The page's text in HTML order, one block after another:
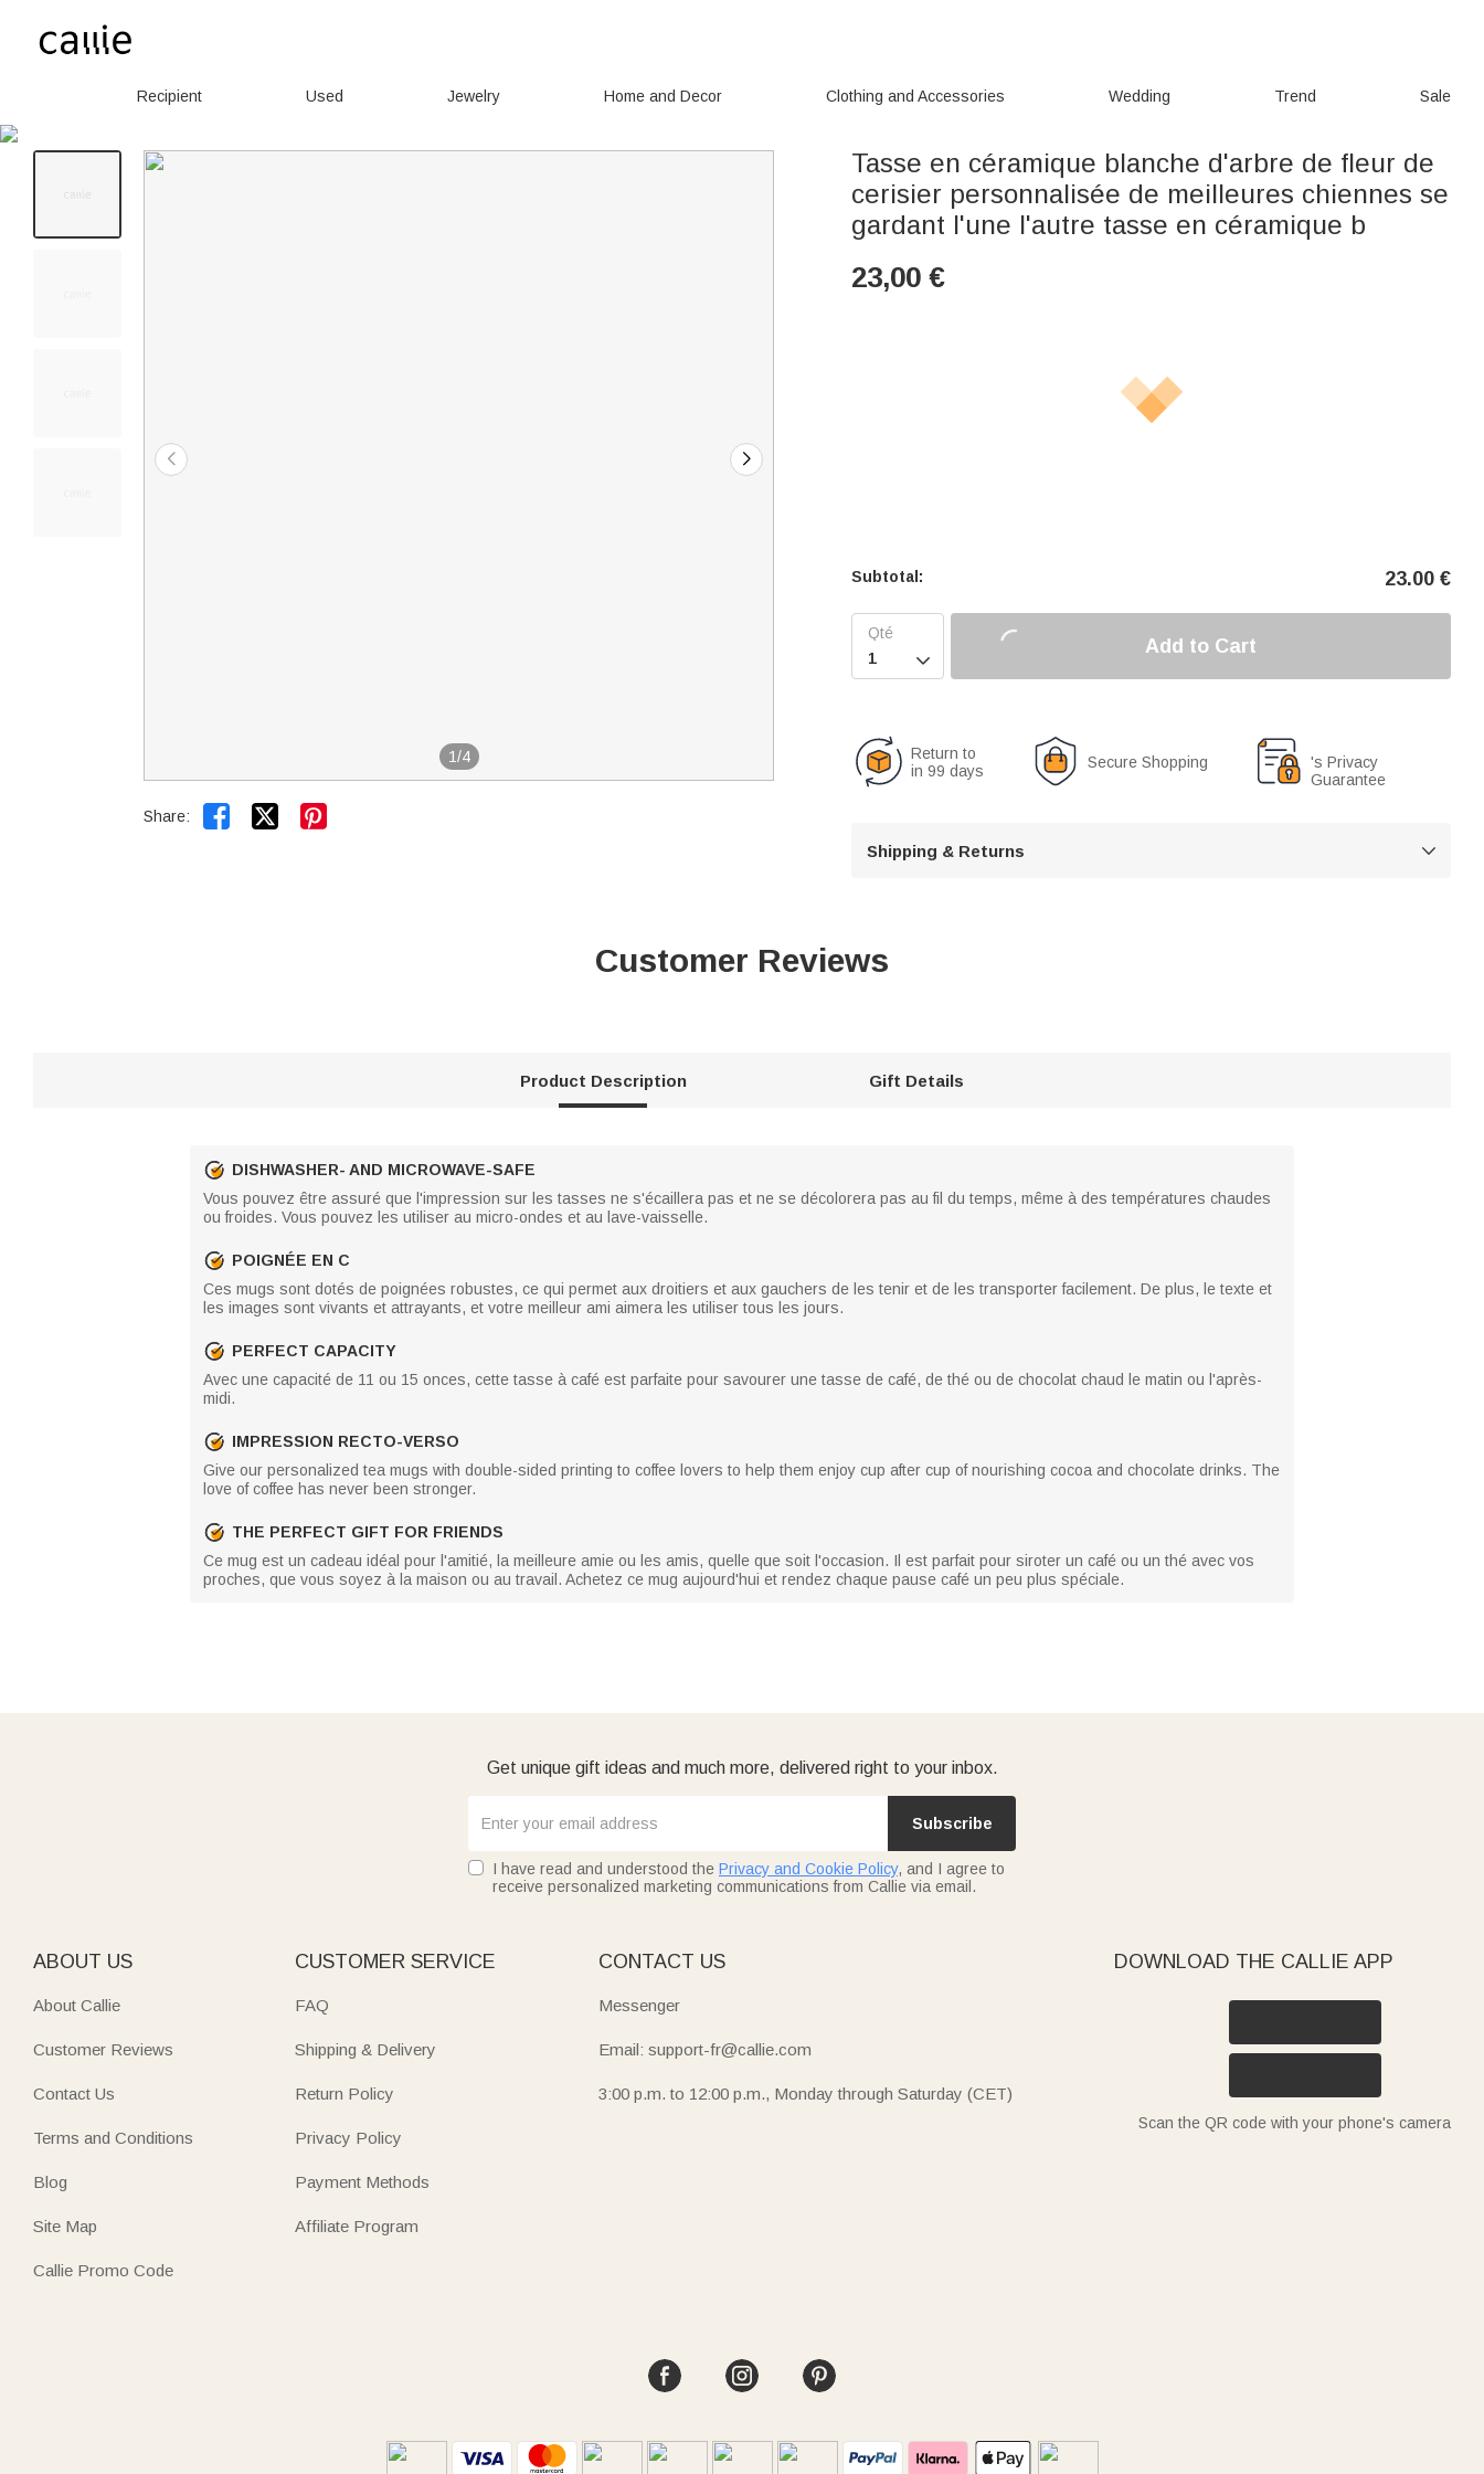
Recipient Used Jewelry Home and Decor Clothing and Accessories Wedding Trend Sale
1/4
Share:  
Tasse en céramique blanche d'arbre de fleur de
cerisier personnalisée de meilleures chiennes se
gardant l'une l'autre tasse en céramique b
23,00 €
Subtotal: 23.00 €

Add to Cart
Return to
in 99 days
Secure Shopping
's Privacy
Guarantee
Shipping & Returns 
Customer Reviews
Product Description Gift Details
DISHWASHER- AND MICROWAVE-SAFE
Vous pouvez être assuré que l'impression sur les tasses ne s'écaillera pas et ne se décolorera pas au fil du temps, même à des températures chaudes
ou froides. Vous pouvez les utiliser au micro-ondes et au lave-vaisselle.
POIGNÉE EN C
Ces mugs sont dotés de poignées robustes, ce qui permet aux droitiers et aux gauchers de les tenir et de les transporter facilement. De plus, le texte et
les images sont vivants et attrayants, et votre meilleur ami aimera les utiliser tous les jours.
PERFECT CAPACITY
Avec une capacité de 11 ou 15 onces, cette tasse à café est parfaite pour savourer une tasse de café, de thé ou de chocolat chaud le matin ou l'après-
midi.
IMPRESSION RECTO-VERSO
Give our personalized tea mugs with double-sided printing to coffee lovers to help them enjoy cup after cup of nourishing cocoa and chocolate drinks. The
love of coffee has never been stronger.
THE PERFECT GIFT FOR FRIENDS
Ce mug est un cadeau idéal pour l'amitié, la meilleure amie ou les amis, quelle que soit l'occasion. Il est parfait pour siroter un café ou un thé avec vos
proches, que vous soyez à la maison ou au travail. Achetez ce mug aujourd'hui et rendez chaque pause café un peu plus spéciale.
Get unique gift ideas and much more, delivered right to your inbox.
Subscribe
I have read and understood the Privacy and Cookie Policy, and I agree to
receive personalized marketing communications from Callie via email.
ABOUT US
About Callie
Customer Reviews
Contact Us
Terms and Conditions
Blog
Site Map
Callie Promo Code
CUSTOMER SERVICE
FAQ
Shipping & Delivery
Return Policy
Privacy Policy
Payment Methods
Affiliate Program
CONTACT US
Messenger
Email: support-fr@callie.com
3:00 p.m. to 12:00 p.m., Monday through Saturday (CET)
DOWNLOAD THE CALLIE APP
Scan the QR code with your phone's camera